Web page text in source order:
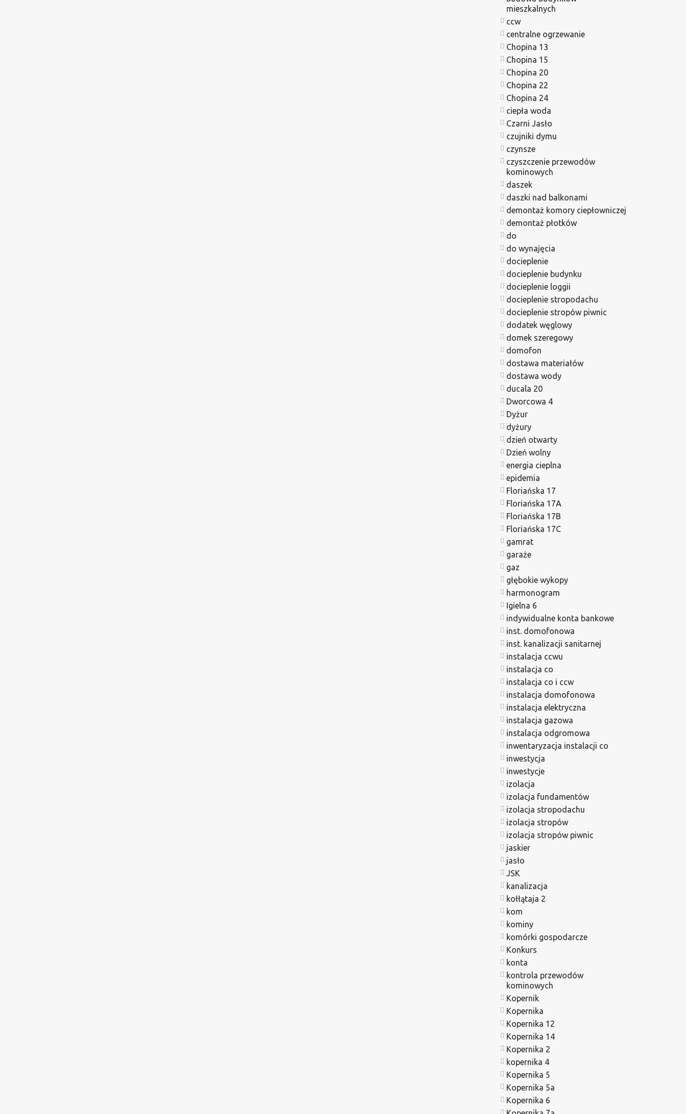
mieszkalnych
ccw
centralne ogrzewanie
Chopina 13
Chopina 15
Chopina 20
Chopina 22
Chopina 24
ciepła woda
Czarni Jasło
czujniki dymu
czynsze
czyszczenie przewodów
kominowych
daszek
daszki nad balkonami
demontaż komory ciepłowniczej
demontaż płotków
do
do wynajęcia
docieplenie
docieplenie budynku
docieplenie loggii
docieplenie stropodachu
docieplenie stropów piwnic
dodatek węglowy
domek szeregowy
domofon
dostawa materiałów
dostawa wody
ducala 20
Dworcowa 4
Dyżur
dyżury
dzień otwarty
Dzień wolny
energia cieplna
epidemia
Floriańska 17
Floriańska 17A
Floriańska 17B
Floriańska 17C
gamrat
garaże
gaz
głębokie wykopy
harmonogram
Igielna 6
indywidualne konta bankowe
inst. domofonowa
inst. kanalizacji sanitarnej
instalacja ccwu
instalacja co
instalacja co i ccw
instalacja domofonowa
instalacja elektryczna
instalacja gazowa
instalacja odgromowa
inwentaryzacja instalacji co
inwestycja
inwestycje
izolacja
izolacja fundamentów
izolacja stropodachu
izolacja stropów
izolacja stropów piwnic
jaskier
jasło
JSK
kanalizacja
kołłątaja 2
kom
kominy
komórki gospodarcze
Konkurs
konta
kontrola przewodów
kominowych
Kopernik
Kopernika
Kopernika 12
Kopernika 14
Kopernika 2
kopernika 4
Kopernika 5
Kopernika 5a
Kopernika 6